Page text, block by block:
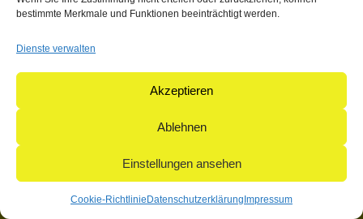
bestimmte Merkmale und Funktionen beeinträchtigt werden.
Dienste verwalten
Akzeptieren
Ablehnen
Einstellungen ansehen
Cookie-Richtlinie Datenschutzerklärung Impressum
71365 Weinstadt | Germany